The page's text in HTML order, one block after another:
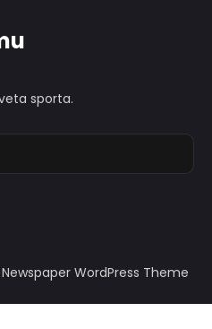
sporta.
WordPress Theme